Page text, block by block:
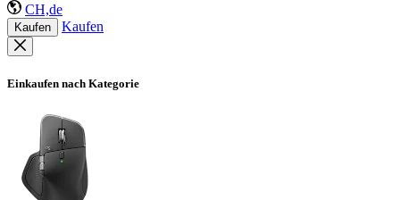
CH,de
Kaufen Kaufen
Einkaufen nach Kategorie